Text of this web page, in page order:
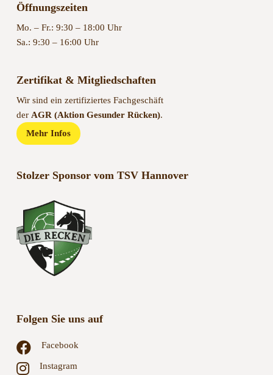
Öffnungszeiten
Mo. – Fr.: 9:30 – 18:00 Uhr
Sa.: 9:30 – 16:00 Uhr
Zertifikat & Mitgliedschaften
Wir sind ein zertifiziertes Fachgeschäft
der AGR (Aktion Gesunder Rücken).
Mehr Infos
Stolzer Sponsor vom TSV Hannover
Folgen Sie uns auf
Facebook
Instagram